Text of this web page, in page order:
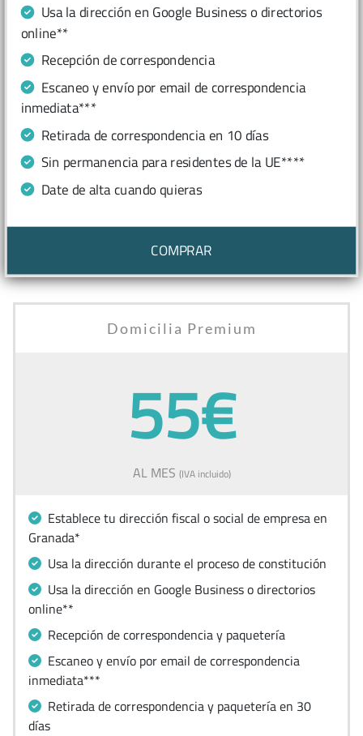
Usa la dirección en Google Business o directorios
online**
Recepción de correspondencia
Escaneo y envío por email de correspondencia
inmediata***
Retirada de correspondencia en 10 días
Sin permanencia para residentes de la UE****
Date de alta cuando quieras
COMPRAR
Domicilia Premium
55€
AL MES (IVA incluido)
Establece tu dirección fiscal o social de empresa en
Granada*
Usa la dirección durante el proceso de constitución
Usa la dirección en Google Business o directorios
online**
Recepción de correspondencia y paquetería
Escaneo y envío por email de correspondencia
inmediata***
Retirada de correspondencia y paquetería en 30
días